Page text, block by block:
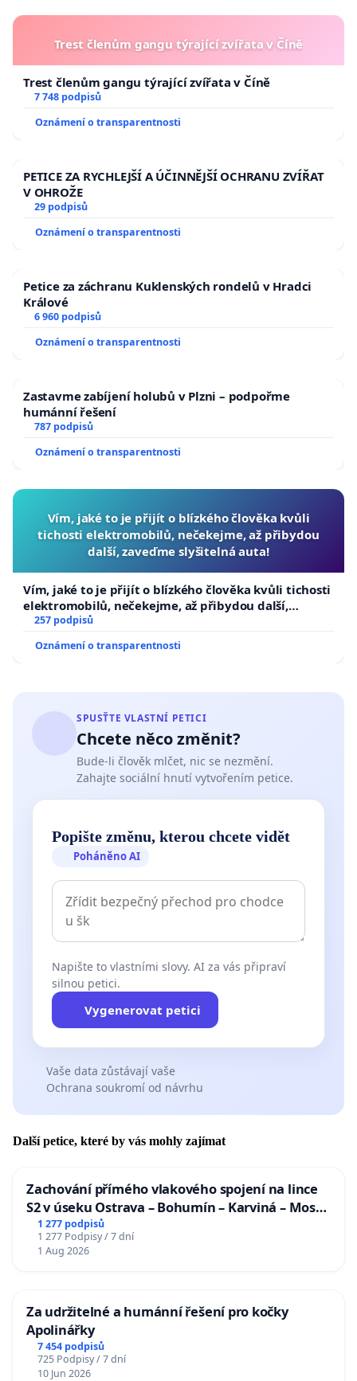
Trest členům gangu týrající zvířata v Číně
Trest členům gangu týrající zvířata v Číně
7 748 podpisů
Oznámení o transparentnosti
PETICE ZA RYCHLEJŠÍ A ÚČINNĚJŠÍ OCHRANU ZVÍŘAT
V OHROŽE
29 podpisů
Oznámení o transparentnosti
Petice za záchranu Kuklenských rondelů v Hradci
Králové
6 960 podpisů
Oznámení o transparentnosti
Zastavme zabíjení holubů v Plzni – podpořme
humánní řešení
787 podpisů
Oznámení o transparentnosti
Vím, jaké to je přijít o blízkého člověka kvůli
tichosti elektromobilů, nečekejme, až přibydou
další, zaveďme slyšitelná auta!
Vím, jaké to je přijít o blízkého člověka kvůli tichosti
elektromobilů, nečekejme, až přibydou další,
zaveďme slyšitelná auta!
257 podpisů
Oznámení o transparentnosti
SPUSŤTE VLASTNÍ PETICI
Chcete něco změnit?
Bude-li člověk mlčet, nic se nezmění.
Zahajte sociální hnutí vytvořením petice.
Popište změnu, kterou chcete vidět
Poháněno AI
Napište to vlastními slovy. AI za vás připraví
silnou petici.
Vygenerovat petici
Vaše data zůstávají vaše
Ochrana soukromí od návrhu
Další petice, které by vás mohly zajímat
Zachování přímého vlakového spojení na lince
S2 v úseku Ostrava – Bohumín – Karviná – Mosty
u Jablunkova
1 277 podpisů
1 277 Podpisy / 7 dní
1 Aug 2026
Za udržitelné a humánní řešení pro kočky
Apolinářky
7 454 podpisů
725 Podpisy / 7 dní
10 Jun 2026